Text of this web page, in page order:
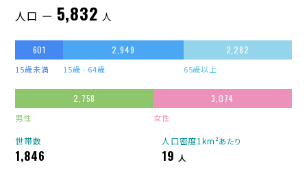
人口 ー 5,832 人
601
15歳未満
2,949
15歳 - 64歳
2,282
65歳以上
2,758
男性
3,074
女性
世帯数
1,846
人口密度1km²あたり
19 人